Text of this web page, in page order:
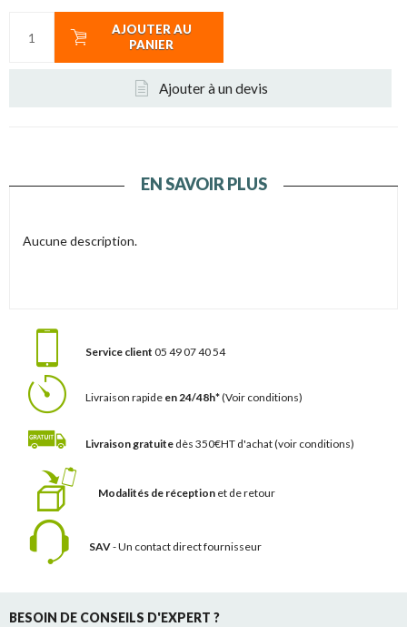
AJOUTER AU
PANIER
Ajouter à un devis
EN SAVOIR PLUS
Aucune description.
Service client 05 49 07 40 54
Livraison rapide en 24/48h*(Voir conditions)
Livraison gratuite dès 350€HT d'achat(voir conditions)
Modalités de réception et de retour
SAV- Un contact direct fournisseur
BESOIN DE CONSEILS D'EXPERT ?